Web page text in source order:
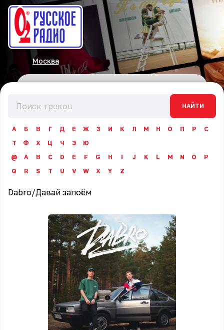
Москва
НАЙТИ
А Б В Г Д Е Ж З И К Л М Н О П Р
С
Т
Ф Х Ц Ч Э
Ю
@
A B C D E F G H I J K L M N O
P
Q
R S T U V W X Y Z
Dabro/Давай запоём